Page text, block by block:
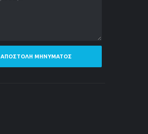
ΑΠΟΣΤΟΛΉ ΜΗΝΎΜΑΤΟΣ